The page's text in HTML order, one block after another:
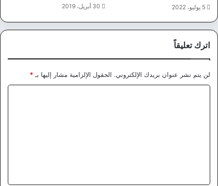
5 يوليو، 2022 30 أبريل، 2019
اترك تعليقاً
لن يتم نشر عنوان بريدك الإلكتروني. الحقول الإلزامية مشار إليها بـ *